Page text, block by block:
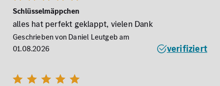
Schlüsselmäppchen
alles hat perfekt geklappt, vielen Dank
Geschrieben von Daniel Leutgeb am
01.08.2026
verifiziert